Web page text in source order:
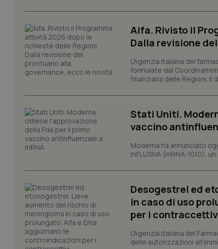
Aifa. Rivisto il
Dalla revisione
L’Agenzia italiana del
formulate dal
finanziaria delle Regioni. Il
Stati Uniti.
vaccino
Moderna ha annunciato
mFLUSIVA (mRNA-1010),
Desogestrel ed
in caso di uso
per i
L'Agenzia Italiana del
delle autorizzazioni
_ga_KM60CM4NPH
Nome
_ga_0VMQEQKQ1N
Nome
__Secure-